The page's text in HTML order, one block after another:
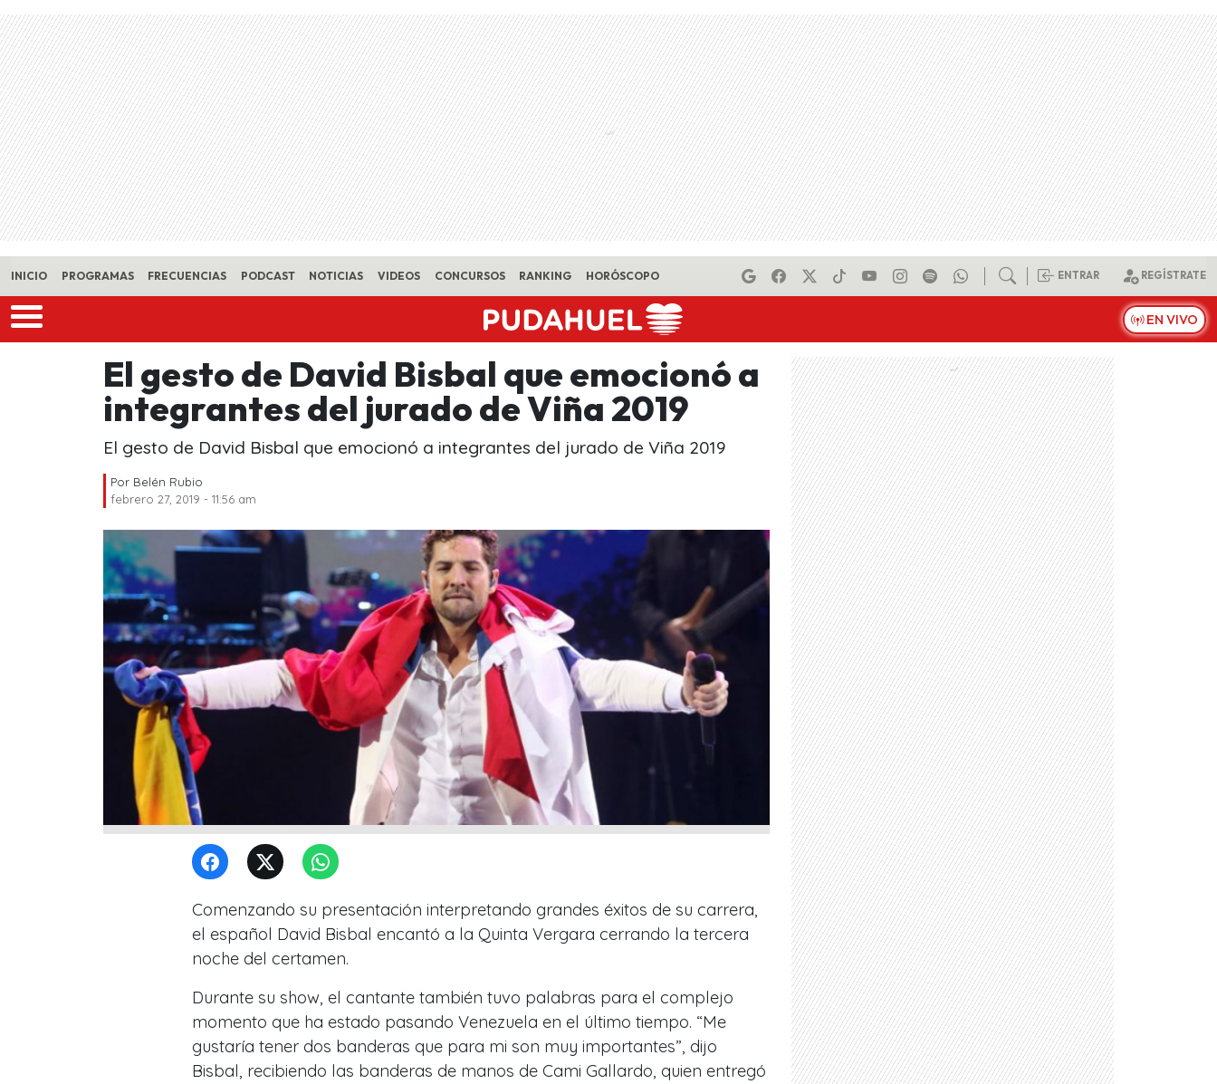
Skip to main content
INICIO PROGRAMAS FRECUENCIAS PODCAST NOTICIAS VIDEOS CONCURSOS RANKING HORÓSCOPO ENTRAR REGÍSTRATE
EN VIVO
El gesto de David Bisbal que emocionó a
integrantes del jurado de Viña 2019
El gesto de David Bisbal que emocionó a integrantes del jurado de Viña 2019
Por Belén Rubio
febrero 27, 2019 - 11:56 am
Comenzando su presentación interpretando grandes éxitos de su carrera,
el español David Bisbal encantó a la Quinta Vergara cerrando la tercera
noche del certamen.
Durante su show, el cantante también tuvo palabras para el complejo
momento que ha estado pasando Venezuela en el último tiempo. “Me
gustaría tener dos banderas que para mi son muy importantes”, dijo
Bisbal, recibiendo las banderas de manos de Cami Gallardo, quien entregó